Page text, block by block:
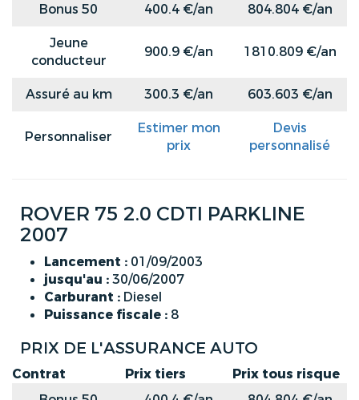
Bonus 50
400.4 €/an
804.804 €/an
Jeune
conducteur
900.9 €/an 1810.809 €/an
Assuré au km 300.3 €/an 603.603 €/an
Personnaliser
Estimer mon
prix
Devis
personnalisé
ROVER 75 2.0 CDTI PARKLINE
2007
Lancement : 01/09/2003
jusqu'au :30/06/2007
Carburant : Diesel
Puissance fiscale : 8
PRIX DE L'ASSURANCE AUTO
Contrat Prix tiers
Prix tous risque